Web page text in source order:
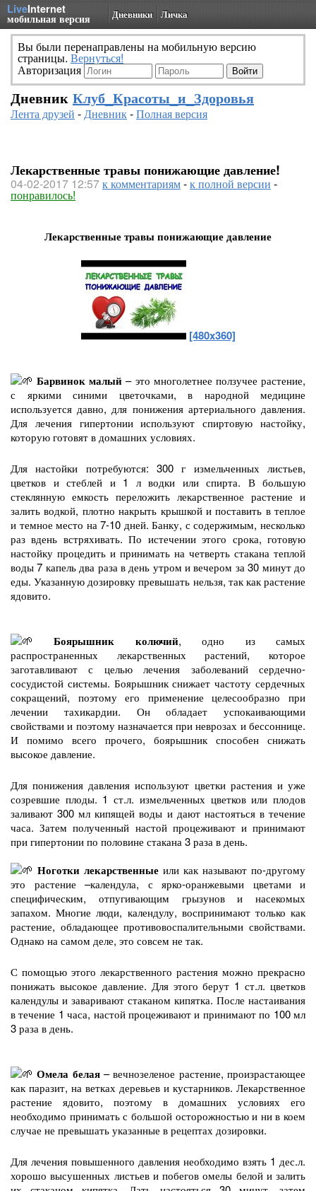
LiveInternet
мобильная версия Дневники Личка
Вы были перенаправлены на мобильную версию
страницы. Вернуться!
Авторизация
Дневник Клуб_Красоты_и_Здоровья
Лента друзей -Дневник-Полная версия
Лекарственные травы понижающие давление!
04-02-2017 12:57к комментариям-к полной версии -
понравилось!
Лекарственные травы понижающие давление
[480x360]
Барвинок малый – это многолетнее ползучее растение,
с яркими синими цветочками, в народной медицине
используется давно, для понижения артериального давления.
Для лечения гипертонии используют спиртовую настойку,
которую готовят в домашних условиях.
Для настойки потребуются: 300 г измельченных листьев,
цветков и стеблей и 1 л водки или спирта. В большую
стеклянную емкость переложить лекарственное растение и
залить водкой, плотно накрыть крышкой и поставить в теплое
и темное место на 7-10 дней. Банку, с содержимым, несколько
раз вдень встряхивать. По истечении этого срока, готовую
настойку процедить и принимать на четверть стакана теплой
воды 7 капель два раза в день утром и вечером за 30 минут до
еды. Указанную дозировку превышать нельзя, так как растение
ядовито.
Боярышник колючий, одно из самых
распространенных лекарственных растений, которое
заготавливают с целью лечения заболеваний сердечно-
сосудистой системы. Боярышник снижает частоту сердечных
сокращений, поэтому его применение целесообразно при
лечении тахикардии. Он обладает успокаивающими
свойствами и поэтому назначается при неврозах и бессоннице.
И помимо всего прочего, боярышник способен снижать
высокое давление.
Для понижения давления используют цветки растения и уже
созревшие плоды. 1 ст.л. измельченных цветков или плодов
заливают 300 мл кипящей воды и дают настояться в течение
часа. Затем полученный настой процеживают и принимают
при гипертонии по половине стакана 3 раза в день.
Ноготки лекарственные или как называют по-другому
это растение –календула, с ярко-оранжевыми цветами и
специфическим, отпугивающим грызунов и насекомых
запахом. Многие люди, календулу, воспринимают только как
растение, обладающее противовоспалительными свойствами.
Однако на самом деле, это совсем не так.
С помощью этого лекарственного растения можно прекрасно
понижать высокое давление. Для этого берут 1 ст.л. цветков
календулы и заваривают стаканом кипятка. После настаивания
в течение 1 часа, настой процеживают и принимают по 100 мл
3 раза в день.
Омела белая– вечнозеленое растение, произрастающее
как паразит, на ветках деревьев и кустарников. Лекарственное
растение ядовито, поэтому в домашних условиях его
необходимо принимать с большой осторожностью и ни в коем
случае не превышать указанные в рецептах дозировки.
Для лечения повышенного давления необходимо взять 1 дес.л.
хорошо высушенных листьев и побегов омелы белой и залить